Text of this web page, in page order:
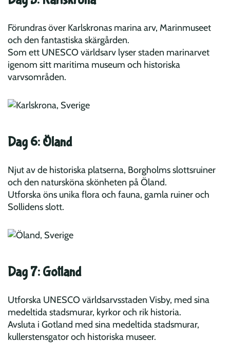
Förundras över Karlskronas marina arv, Marinmuseet
och den fantastiska skärgården.
Som ett UNESCO världsarv lyser staden marinarvet
igenom sitt maritima museum och historiska
varvsområden.
Dag 6: Öland
Njut av de historiska platserna, Borgholms slottsruiner
och den natursköna skönheten på Öland.
Utforska öns unika flora och fauna, gamla ruiner och
Sollidens slott.
Dag 7: Gotland
Utforska UNESCO världsarvsstaden Visby, med sina
medeltida stadsmurar, kyrkor och rik historia.
Avsluta i Gotland med sina medeltida stadsmurar,
kullerstensgator och historiska museer.